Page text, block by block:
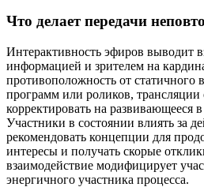
Что делает передачи
Интерактивность эфиров выводит
информацией и зрителем на
противоположность от статичного
программ или роликов, трансляции
корректировать на развивающееся
Участники в состоянии влиять за
рекомендовать концепции для
интересы и получать скорые
взаимодействие модифицирует
энергичного участника процесса.